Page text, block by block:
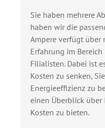
Sie haben mehrere
haben wir die
Ampere verfügt über
Erfahrung im
Filialisten. Dabei ist
Kosten zu senken,
Energieeffizienz zu
einen Überblick über
Kosten zu bieten.